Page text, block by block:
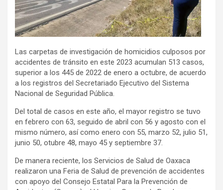
Las carpetas de investigación de homicidios culposos por
accidentes de tránsito en este 2023 acumulan 513 casos,
superior a los 445 de 2022 de enero a octubre, de acuerdo
a los registros del Secretariado Ejecutivo del Sistema
Nacional de Seguridad Pública.
Del total de casos en este año, el mayor registro se tuvo
en febrero con 63, seguido de abril con 56 y agosto con el
mismo número, así como enero con 55, marzo 52, julio 51,
junio 50, otubre 48, mayo 45 y septiembre 37.
De manera reciente, los Servicios de Salud de Oaxaca
realizaron una Feria de Salud de prevención de accidentes
con apoyo del Consejo Estatal Para la Prevención de